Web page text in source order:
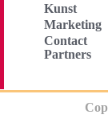
Kunst
Marketing
Contact
Partners